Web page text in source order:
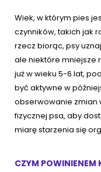
Wiek, w którym pies
czynników, takich jak
rzecz biorąc, psy
ale niektóre mniejsze
już w wieku 5-6 lat,
być aktywne w
obserwowanie zmian
fizycznej psa, aby
miarę starzenia się
CZYM POWINIENEM